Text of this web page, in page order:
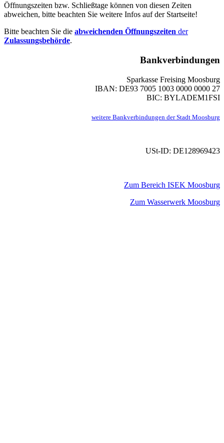
Öffnungszeiten bzw. Schließtage können von diesen Zeiten
abweichen, bitte beachten Sie weitere Infos auf der Startseite!
Bitte beachten Sie die abweichenden Öffnungszeiten der
Zulassungsbehörde.
Bankverbindungen
Sparkasse Freising Moosburg
IBAN: DE93 7005 1003 0000 0000 27
BIC: BYLADEM1FSI
weitere Bankverbindungen der Stadt Moosburg
USt-ID: DE128969423
Zum Bereich ISEK Moosburg
Zum Wasserwerk Moosburg